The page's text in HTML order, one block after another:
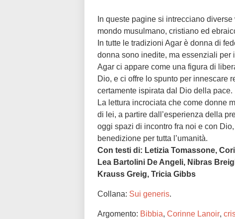
In queste pagine si intrecciano
mondo musulmano, cristiano ed
In tutte le tradizioni Agar è donna di
donna sono inedite, ma essenziali per
Agar ci appare come una figura di
Dio, e ci offre lo spunto per innescare
certamente ispirata dal Dio della pace.
La lettura incrociata che come donne
di lei, a partire dall’esperienza della
oggi spazi di incontro fra noi e con
benedizione per tutta l’umanità.
Con testi di: Letizia Tomassone,
Lea Bartolini De Angeli, Nibras
Krauss Greig, Tricia Gibbs
Collana: Sui generis.
Argomento: Bibbia, Corinne Lanoir,